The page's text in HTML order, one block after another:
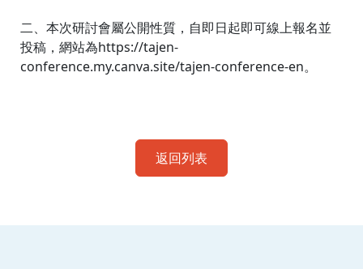
二、本次研討會屬公開性質，自即日起即可線上報名並
投稿，網站為https://tajen-
conference.my.canva.site/tajen-conference-en。
返回列表